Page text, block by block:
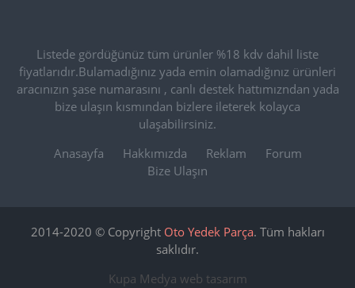
Listede gördüğünüz tüm ürünler %18 kdv dahil liste
fiyatlarıdır.Bulamadığınız yada emin olamadığınız ürünleri
aracınızın şase numarasını , canlı destek hattımızndan yada
bize ulaşın kısmından bizlere ileterek kolayca
ulaşabilirsiniz.
Anasayfa
Hakkımızda Reklam
Forum
Bize Ulaşın
2014-2020 © Copyright Oto Yedek Parça. Tüm hakları
saklıdır.
Kupa Medya web tasarım